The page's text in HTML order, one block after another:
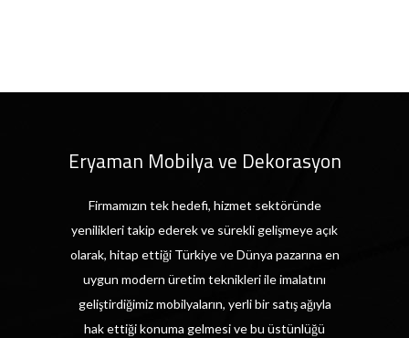
Eryaman Mobilya ve Dekorasyon
Firmamızın tek hedefi, hizmet sektöründe
yenilikleri takip ederek ve sürekli gelişmeye açık
olarak, hitap ettiği Türkiye ve Dünya pazarına en
uygun modern üretim teknikleri ile imalatını
geliştirdiğimiz mobilyaların, yerli bir satış ağıyla
hak ettiği konuma gelmesi ve bu üstünlüğü